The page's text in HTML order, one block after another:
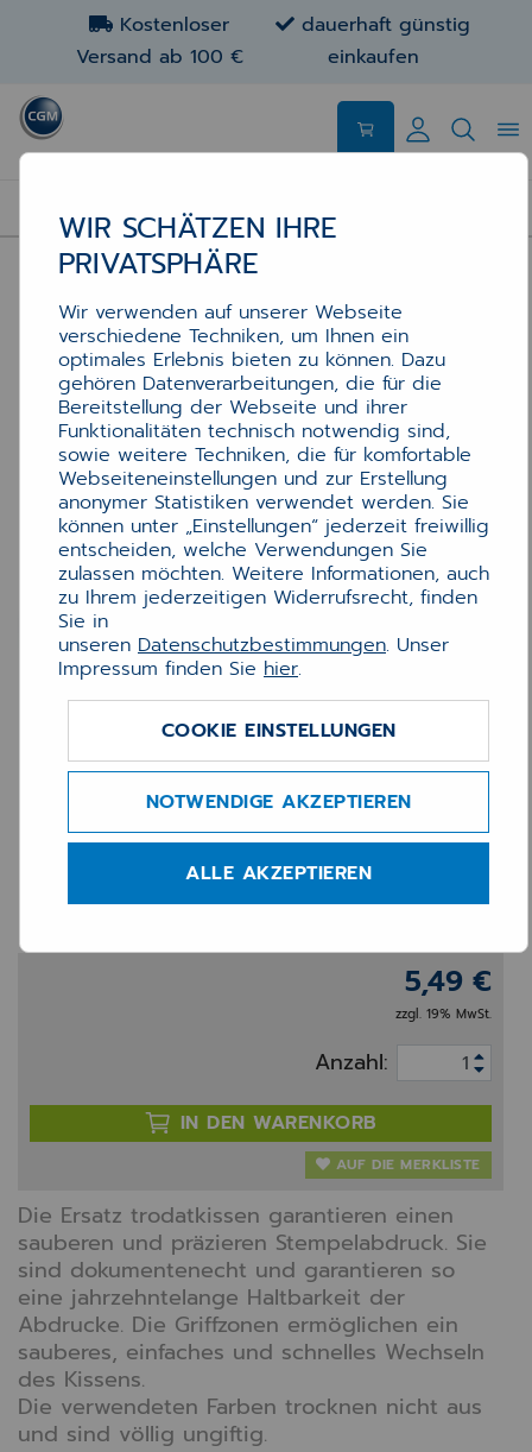
Kostenloser
Versand ab 100 €
dauerhaft günstig
einkaufen
STEMPELKISSEN
Ersatzkissen schwarz für
Modell 4911
5,49 €
zzgl. 19% MwSt.
Anzahl:
IN DEN WARENKORB
AUF DIE MERKLISTE
Die Ersatz trodatkissen garantieren einen
sauberen und präzieren Stempelabdruck. Sie
sind dokumentenecht und garantieren so
eine jahrzehntelange Haltbarkeit der
Abdrucke. Die Griffzonen ermöglichen ein
sauberes, einfaches und schnelles Wechseln
des Kissens.
Die verwendeten Farben trocknen nicht aus
und sind völlig ungiftig.
WIR SCHÄTZEN IHRE
PRIVATSPHÄRE
Wir verwenden auf unserer Webseite
verschiedene Techniken, um Ihnen ein
optimales Erlebnis bieten zu können. Dazu
gehören Datenverarbeitungen, die für die
Bereitstellung der Webseite und ihrer
Funktionalitäten technisch notwendig sind,
sowie weitere Techniken, die für komfortable
Webseiteneinstellungen und zur Erstellung
anonymer Statistiken verwendet werden. Sie
können unter „Einstellungen“ jederzeit freiwillig
entscheiden, welche Verwendungen Sie
zulassen möchten. Weitere Informationen, auch
zu Ihrem jederzeitigen Widerrufsrecht, finden
Sie in
unseren Datenschutzbestimmungen. Unser
Impressum finden Sie hier.
COOKIE EINSTELLUNGEN
NOTWENDIGE AKZEPTIEREN
ALLE AKZEPTIEREN